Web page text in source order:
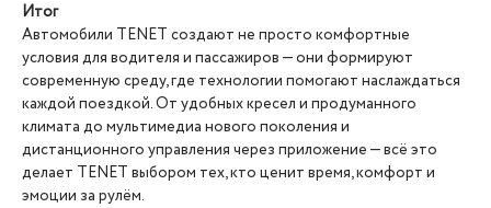
Итог
Автомобили TENET создают не просто комфортные
условия для водителя и пассажиров — они формируют
современную среду, где технологии помогают наслаждаться
каждой поездкой. От удобных кресел и продуманного
климата до мультимедиа нового поколения и
дистанционного управления через приложение — всё это
делает TENET выбором тех, кто ценит время, комфорт и
эмоции за рулём.